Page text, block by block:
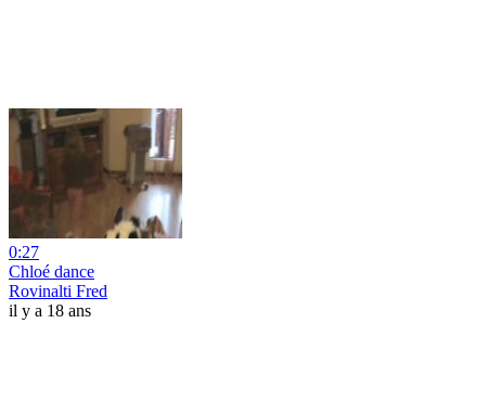
0:27
Chloé dance
Rovinalti Fred
il y a 18 ans